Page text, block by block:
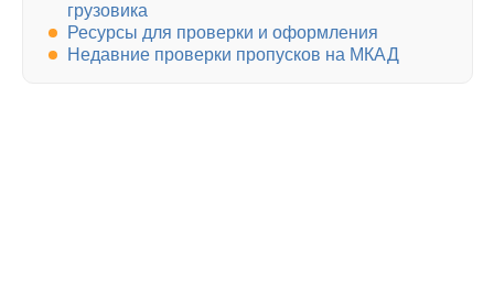
грузовика
Ресурсы для проверки и оформления
Недавние проверки пропусков на МКАД